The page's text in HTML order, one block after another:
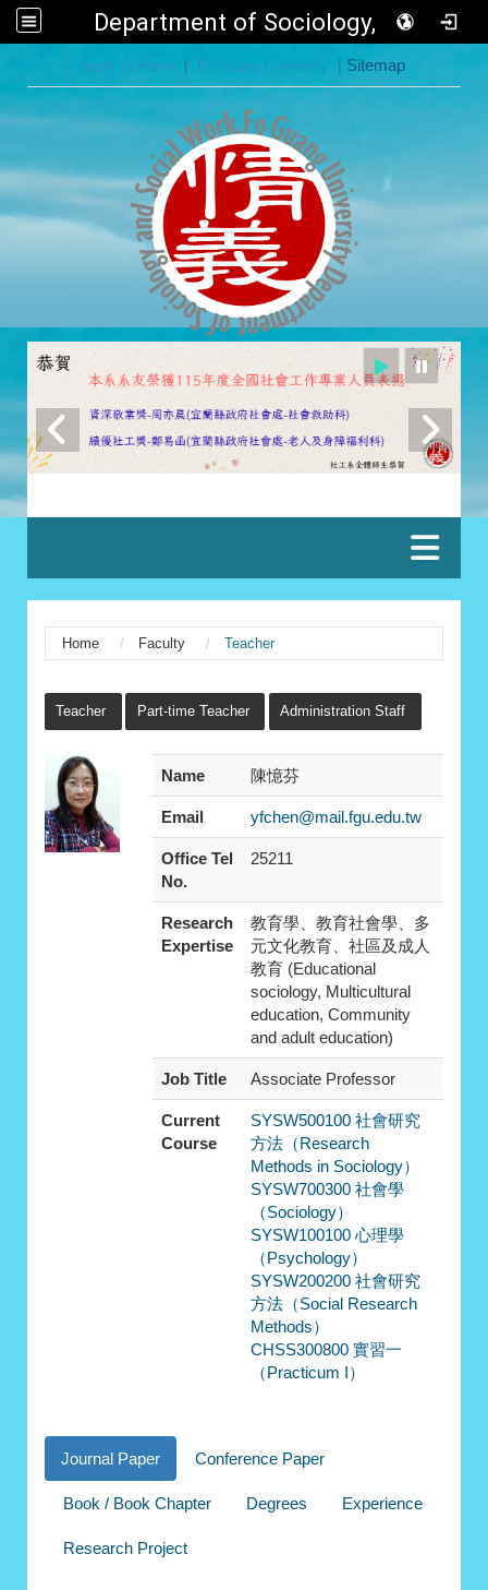
Department of Sociology, FGU
Back to Home | Fo Guang University | Sitemap
Home Faculty Teacher
Teacher Part-time Teacher Administration Staff
Name 陳憶芬
Email yfchen@mail.fgu.edu.tw
Office Tel
No.
25211
Research
Expertise
教育學、教育社會學、多
元文化教育、社區及成人
教育 (Educational
sociology, Multicultural
education, Community
and adult education)
Job Title Associate Professor
Current
Course
SYSW500100 社會研究
方法（Research
Methods in Sociology）
SYSW700300 社會學
（Sociology）
SYSW100100 心理學
（Psychology）
SYSW200200 社會研究
方法（Social Research
Methods）
CHSS300800 實習一
（Practicum I）
Journal Paper Conference Paper
Book / Book Chapter Degrees Experience
Research Project